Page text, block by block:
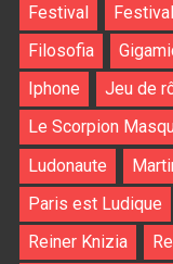
Festival
Filosofia
Iphone
Jeu de
Le Scorpion
Ludonaute
Paris est Ludique
Reiner Knizia